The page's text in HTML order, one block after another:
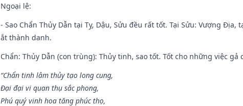
Ngoại lệ:
- Sao Chẩn Thủy Dẫn tại Tỵ, Dậu, Sửu đều rất tốt. Tại Sửu: Vượng
ắt thành danh.
Chẩn: Thủy Dẫn (con trùng): Thủy tinh, sao tốt. Tốt cho những việc
“Chẩn tinh lâm thủy tạo long cung,
Đại đại vi quan thụ sắc phong,
Phú quý vinh hoa tăng phúc thọ,